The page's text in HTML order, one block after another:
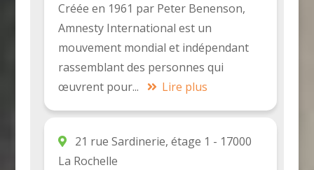
Créée en 1961 par Peter Benenson,
Amnesty International est un
mouvement mondial et indépendant
rassemblant des personnes qui
œuvrent pour...
Lire plus
21 rue Sardinerie, étage 1 - 17000
La Rochelle